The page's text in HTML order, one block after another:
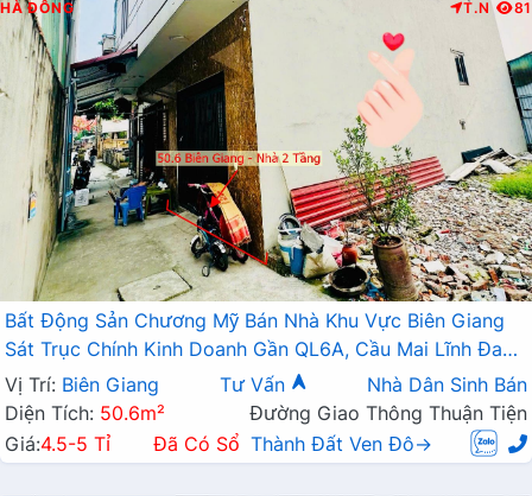
HÀ ĐÔNG T.N 81
Bất Động Sản Chương Mỹ Bán Nhà Khu Vực Biên Giang
Sát Trục Chính Kinh Doanh Gần QL6A, Cầu Mai Lĩnh Đang
Mở Rộng
Vị Trí: Biên Giang Tư Vấn
Nhà Dân Sinh Bán
Diện Tích: 50.6m²
Đường Giao Thông Thuận Tiện
Giá:4.5-5 Tỉ Đã Có Sổ Thành Đất Ven Đô→